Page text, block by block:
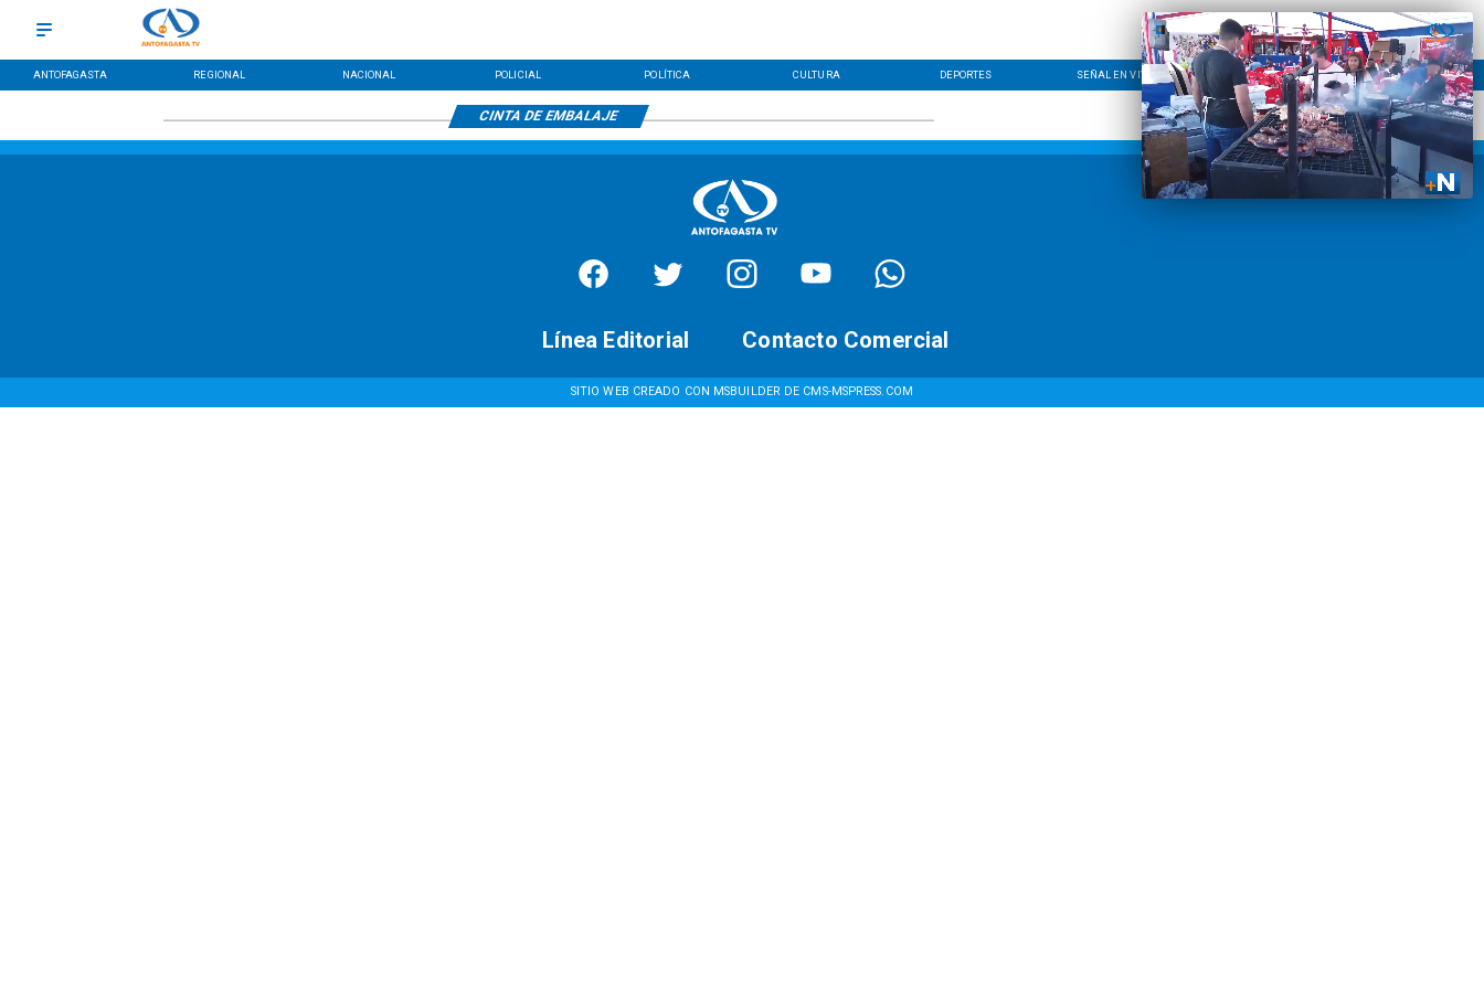
ANTOFAGASTA REGIONAL NACIONAL POLICIAL POLÍTICA CULTURA DEPORTES SEÑAL EN VIVO CONTACTO LÍNEA EDITORIAL
CINTA DE EMBALAJE
SITIO WEB CREADO CON MSBUILDER DE CMS-MSPRESS.COM
Contacto Comercial
Línea Editorial